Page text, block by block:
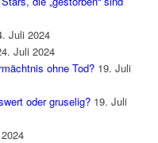
Juli 2024
Juli 2024
ohne Tod? 19. Juli
oder gruselig? 19. Juli